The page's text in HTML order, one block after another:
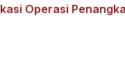
Operasi